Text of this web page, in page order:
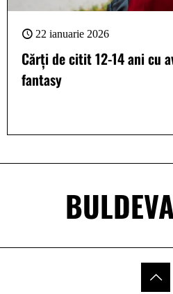
22 ianuarie 2026
Cărți de citit 12-14 ani cu
fantasy